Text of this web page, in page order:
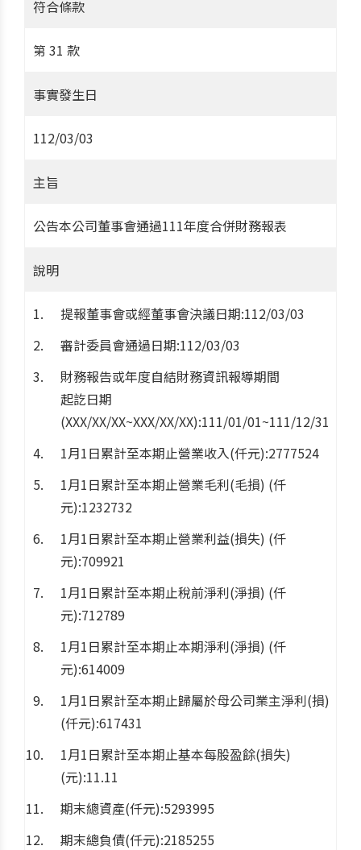
符合條款
第 31 款
事實發生日
112/03/03
主旨
公告本公司董事會通過111年度合併財務報表
說明
提報董事會或經董事會決議日期:112/03/03
審計委員會通過日期:112/03/03
財務報告或年度自結財務資訊報導期間
起訖日期
(XXX/XX/XX~XXX/XX/XX):111/01/01~111/12/31
1月1日累計至本期止營業收入(仟元):2777524
1月1日累計至本期止營業毛利(毛損) (仟
元):1232732
1月1日累計至本期止營業利益(損失) (仟
元):709921
1月1日累計至本期止稅前淨利(淨損) (仟
元):712789
1月1日累計至本期止本期淨利(淨損) (仟
元):614009
1月1日累計至本期止歸屬於母公司業主淨利(損)
(仟元):617431
1月1日累計至本期止基本每股盈餘(損失)
(元):11.11
期末總資產(仟元):5293995
期末總負債(仟元):2185255